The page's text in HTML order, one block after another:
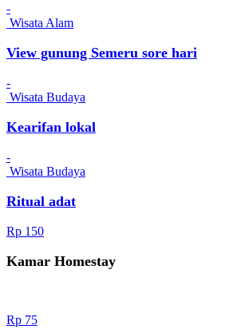
-
Wisata Alam
View gunung Semeru sore hari
-
Wisata Budaya
Kearifan lokal
-
Wisata Budaya
Ritual adat
Rp 150
Kamar Homestay
Rp 75